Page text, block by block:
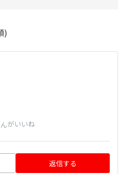
)
がいいね
返信する